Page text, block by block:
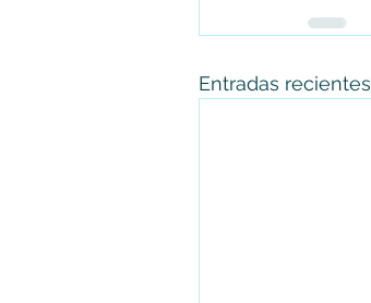
Entradas recientes